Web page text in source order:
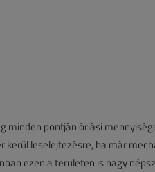
minden pontján óriási
kerül leselejtezésre, ha már
ezen a területen is nagy